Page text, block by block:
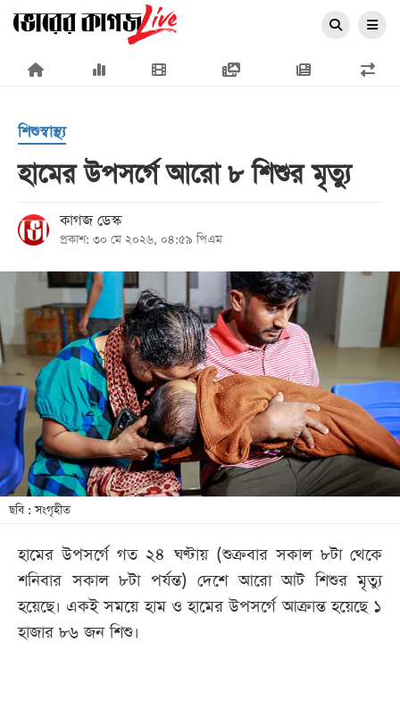
×
প্রচ্ছদ
রাজনীতি
অর্থনীতি
আন্তর্জাতিক
সারাদেশ
খেলা
বিনোদন
লাইফ
স্টাইল
তথ্যপ্রযুক্তি
সব
বিভাগ
শিশুস্বাস্থ্য
হামের উপসর্গে আরো ৮ শিশুর মৃত্যু
কাগজ ডেস্ক
প্রকাশ: ৩০ মে ২০২৬, ০৪:৫৯ পিএম
ছবি : সংগৃহীত
হামের উপসর্গে গত ২৪ ঘণ্টায় (শুক্রবার সকাল ৮টা থেকে
শনিবার সকাল ৮টা পর্যন্ত) দেশে আরো আট শিশুর মৃত্যু
হয়েছে। একই সময়ে হাম ও হামের উপসর্গে আক্রান্ত হয়েছে ১
হাজার ৮৬ জন শিশু।